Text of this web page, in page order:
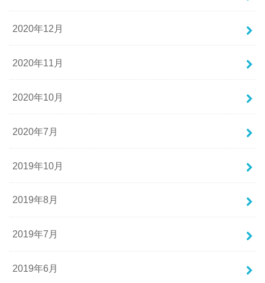
2020年12月
2020年11月
2020年10月
2020年7月
2019年10月
2019年8月
2019年7月
2019年6月